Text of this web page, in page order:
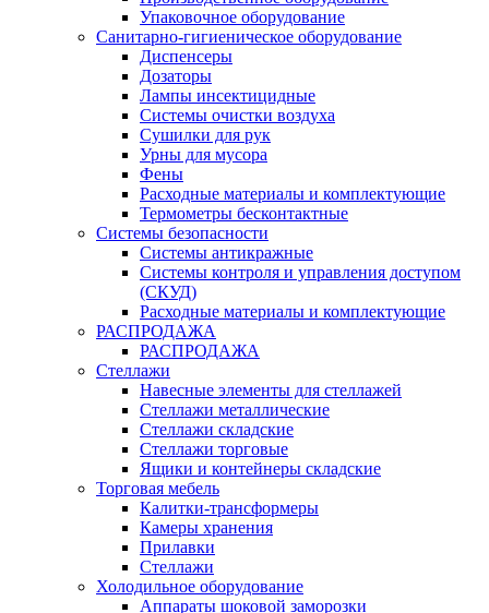
Упаковочное оборудование
Санитарно-гигиеническое оборудование
Диспенсеры
Дозаторы
Лампы инсектицидные
Системы очистки воздуха
Сушилки для рук
Урны для мусора
Фены
Расходные материалы и комплектующие
Термометры бесконтактные
Системы безопасности
Системы антикражные
Системы контроля и управления доступом
(СКУД)
Расходные материалы и комплектующие
РАСПРОДАЖА
РАСПРОДАЖА
Стеллажи
Навесные элементы для стеллажей
Стеллажи металлические
Стеллажи складские
Стеллажи торговые
Ящики и контейнеры складские
Торговая мебель
Калитки-трансформеры
Камеры хранения
Прилавки
Стеллажи
Холодильное оборудование
Аппараты шоковой заморозки